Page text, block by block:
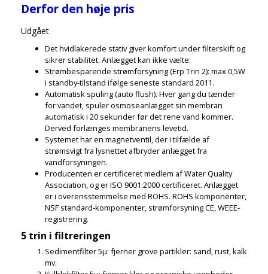
Derfor den høje pris
Udgået
Det hvidlakerede stativ giver komfort under filterskift og
sikrer stabilitet. Anlægget kan ikke vælte.
Strømbesparende strømforsyning (Erp Trin 2): max 0,5W
i standby-tilstand ifølge seneste standard 2011.
Automatisk spuling (auto flush). Hver gang du tænder
for vandet, spuler osmoseanlægget sin membran
automatisk i 20 sekunder før det rene vand kommer.
Derved forlænges membranens levetid.
Systemet har en magnetventil, der i tilfælde af
strømsvigt fra lysnettet afbryder anlægget fra
vandforsyningen.
Producenten er certificeret medlem af Water Quality
Association, og er ISO 9001:2000 certificeret. Anlægget
er i overensstemmelse med ROHS. ROHS komponenter,
NSF standard-komponenter, strømforsyning CE, WEEE-
registrering.
5 trin i filtreringen
Sedimentfilter 5µ: fjerner grove partikler: sand, rust, kalk
mv.